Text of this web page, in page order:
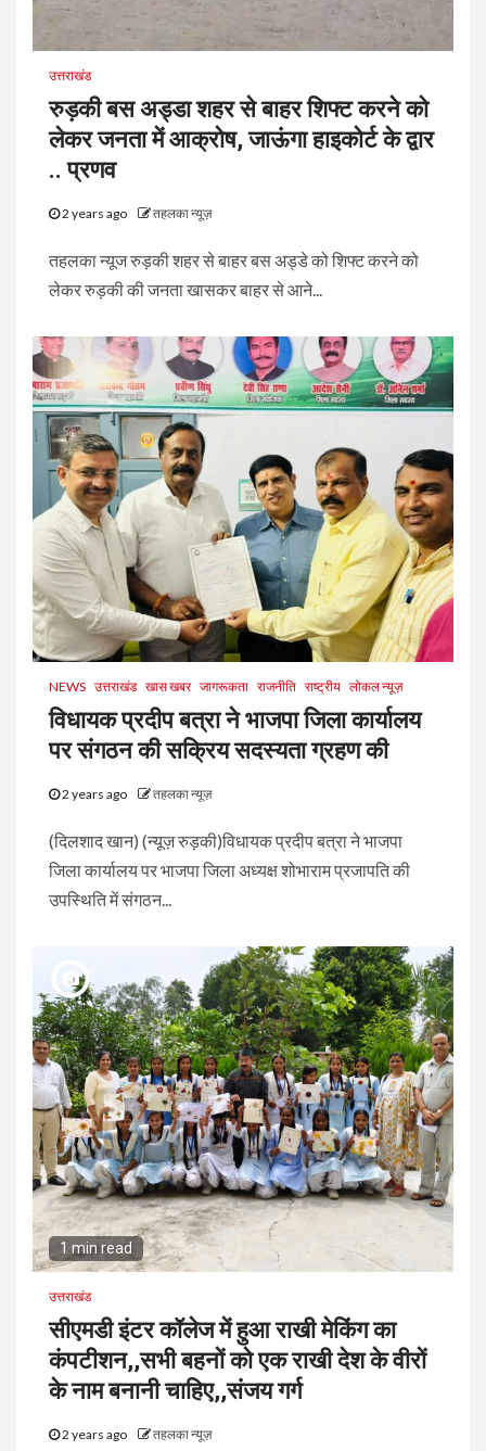
उत्तराखंड
रुड़की बस अड्डा शहर से बाहर शिफ्ट करने को
लेकर जनता में आक्रोष, जाऊंगा हाइकोर्ट के द्वार
.. प्रणव
2 years ago तहलका न्यूज़
तहलका न्यूज रुड़की शहर से बाहर बस अड्डे को शिफ्ट करने को
लेकर रुड़की की जनता खासकर बाहर से आने...
NEWS उत्तराखंड खास खबर जागरूकता राजनीति राष्ट्रीय लोकल न्यूज़
विधायक प्रदीप बत्रा ने भाजपा जिला कार्यालय
पर संगठन की सक्रिय सदस्यता ग्रहण की
2 years ago तहलका न्यूज़
(दिलशाद खान) (न्यूज़ रुड़की)विधायक प्रदीप बत्रा ने भाजपा
जिला कार्यालय पर भाजपा जिला अध्यक्ष शोभाराम प्रजापति की
उपस्थिति में संगठन...
1 min read
उत्तराखंड
सीएमडी इंटर कॉलेज में हुआ राखी मेकिंग का
कंपटीशन,,सभी बहनों को एक राखी देश के वीरों
के नाम बनानी चाहिए,,संजय गर्ग
2 years ago तहलका न्यूज़